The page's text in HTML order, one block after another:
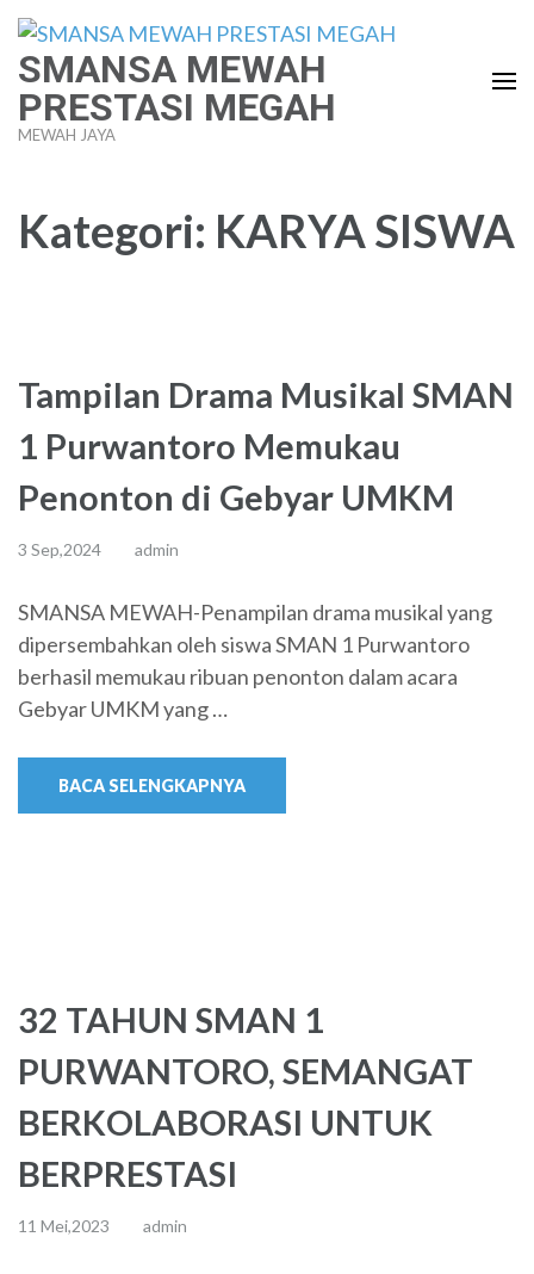
Lompat
konten
(Tekan
Enter)
SMANSA MEWAH
PRESTASI MEGAH
MEWAH JAYA
Kategori: KARYA SISWA
Tampilan Drama Musikal SMAN
1 Purwantoro Memukau
Penonton di Gebyar UMKM
3 Sep,2024 admin
SMANSA MEWAH-Penampilan drama musikal yang
dipersembahkan oleh siswa SMAN 1 Purwantoro
berhasil memukau ribuan penonton dalam acara
Gebyar UMKM yang …
BACA SELENGKAPNYA
32 TAHUN SMAN 1
PURWANTORO, SEMANGAT
BERKOLABORASI UNTUK
BERPRESTASI
11 Mei,2023 admin